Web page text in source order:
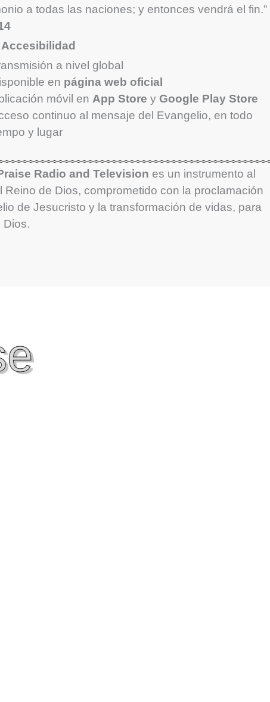
a todas las naciones; y entonces vendrá el fin.”
a nivel global
en página web oficial
móvil en App Store y Google Play Store
continuo al mensaje del Evangelio, en todo
y lugar
Radio and Television es un instrumento al
Reino de Dios, comprometido con la proclamación
de Jesucristo y la transformación de vidas, para
Dios.